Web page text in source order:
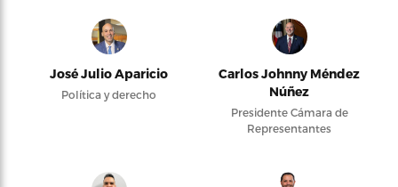
José Julio Aparicio
Política y derecho
Carlos Johnny Méndez
Núñez
Presidente Cámara de
Representantes